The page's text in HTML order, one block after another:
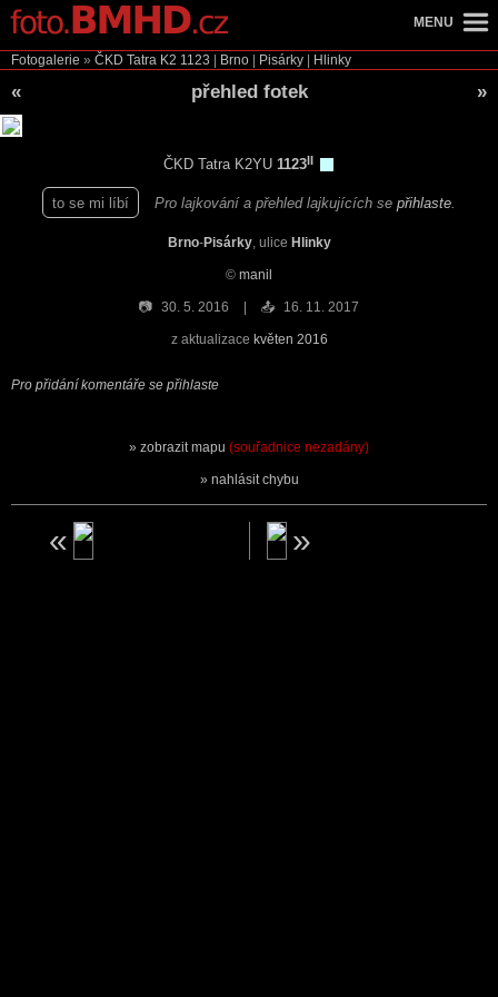
Fotogalerie » ČKD Tatra K2 1123 Brno Pisárky Hlinky
« přehled fotek »
ČKD Tatra K2YU 1123II
to se mi líbí Pro lajkování a přehled lajkujících se přihlaste
Brno-Pisárky, ulice Hlinky
© manil
📷 30. 5. 2016 📤 16. 11. 2017
z aktualizace květen 2016
Pro přidání komentáře se přihlaste
zobrazit mapu (souřadnice nezadány)
nahlásit chybu
MENU